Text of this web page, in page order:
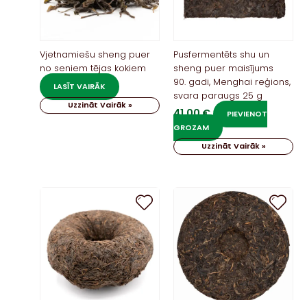
Vjetnamiešu sheng puer
no seniem tējas kokiem
LASĪT VAIRĀK
Uzzināt Vairāk »
Pusfermentēts shu un
sheng puer maisījums
90. gadi, Menghai reģions,
svara paraugs 25 g
41,00€
PIEVIENOT
GROZAM
Uzzināt Vairāk »